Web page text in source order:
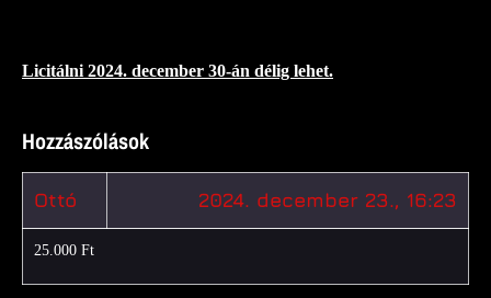
Licitálni 2024. december 30-án délig lehet.
Hozzászólások
Ottó 2024. december 23., 16:23
25.000 Ft